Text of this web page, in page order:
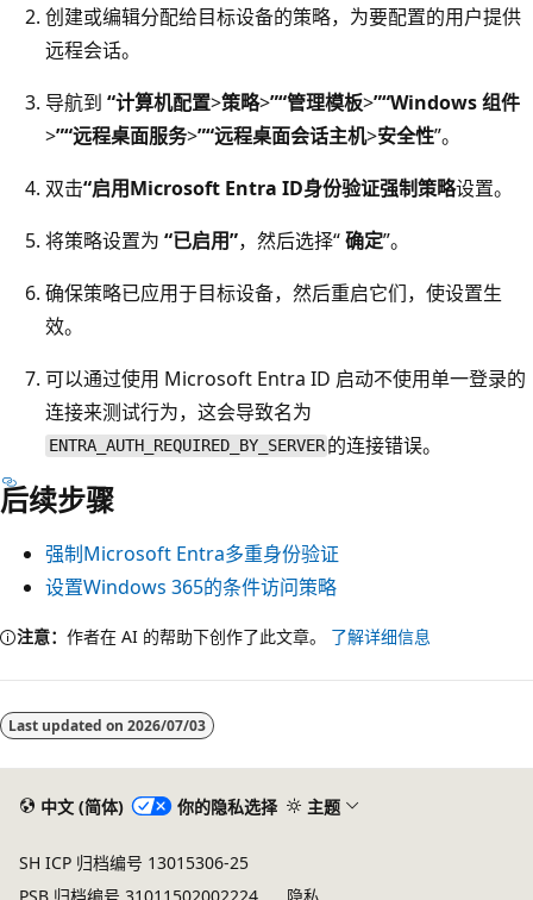
创建或编辑分配给目标设备的策略，为要配置的用户提供
远程会话。
导航到 “计算机配置>策略>”“管理模板>”“Windows 组件
>”“远程桌面服务>”“远程桌面会话主机>安全性”。
双击“启用Microsoft Entra ID身份验证强制策略设置。
将策略设置为 “已启用”，然后选择“确定”。
确保策略已应用于目标设备，然后重启它们，使设置生
效。
可以通过使用 Microsoft Entra ID 启动不使用单一登录的
连接来测试行为，这会导致名为
ENTRA_AUTH_REQUIRED_BY_SERVER 的连接错误。
后续步骤
强制Microsoft Entra多重身份验证
设置Windows 365的条件访问策略
注意： 作者在 AI 的帮助下创作了此文章。 了解详细信息
模
式
Last updated on 2026/07/03
中文 (简体) 你的隐私选择 主题
SH ICP 归档编号 13015306-25